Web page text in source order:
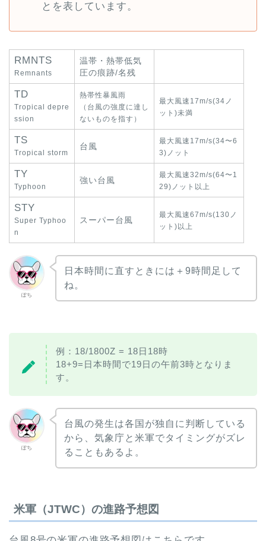
とを表しています。
RMNTS
Remnants
温帯・熱帯低気
圧の痕跡/名残
TD
Tropical depre
ssion
熱帯性暴風雨
（台風の強度に達し
ないものを指す）
最大風速17m/s(34ノ
ット)未満
TS
Tropical storm
台風
最大風速17m/s(34〜6
3)ノット
TY
Typhoon
強い台風
最大風速32m/s(64〜1
29)ノット以上
STY
Super Typhoo
n
スーパー台風
最大風速67m/s(130ノ
ット)以上
ぽち
日本時間に直すときには＋9時間足して
ね。
例：18/1800Z = 18日18時
18+9=日本時間で19日の午前3時となりま
す。
ぽち
台風の発生は各国が独自に判断している
から、気象庁と米軍でタイミングがズレ
ることもあるよ。
米軍（JTWC）の進路予想図